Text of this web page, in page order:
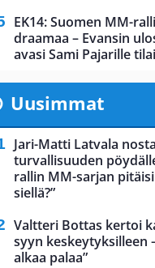
EK14: Suomen MM-
draamaa – Evansin
avasi Sami Pajarille
Uusimmat
Jari-Matti Latvala
turvallisuuden
rallin MM-sarjan
siellä?”
Valtteri Bottas kertoi
syyn keskeytyksilleen
alkaa palaa”